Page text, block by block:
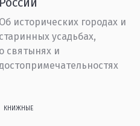
Об исторических городах и
старинных усадьбах,
о святынях и
КНИЖНЫЕ